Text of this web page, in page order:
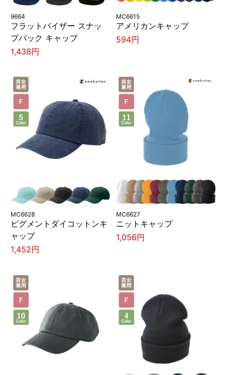
9664
フラットバイザー スナッ
プバック キャップ
1,438円
MC6615
アメリカンキャップ
594円
MC6628
ピグメントダイコットンキ
ャップ
1,452円
MC6627
ニットキャップ
1,056円